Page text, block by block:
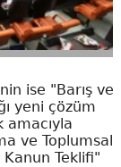
ise "Barış ve
yeni çözüm
amacıyla
ve Toplumsal
Teklifi"